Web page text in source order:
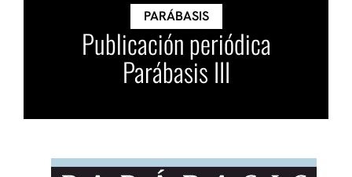
PARÁBASIS
Publicación periódica
Parábasis III